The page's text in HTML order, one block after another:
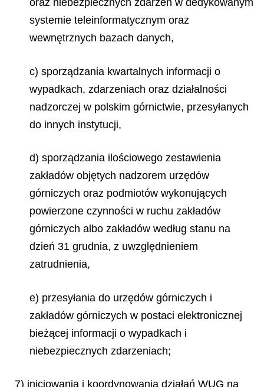
oraz niebezpiecznych zdarzeń w dedykowanym
systemie teleinformatycznym oraz
wewnętrznych bazach danych,
c) sporządzania kwartalnych informacji o
wypadkach, zdarzeniach oraz działalności
nadzorczej w polskim górnictwie, przesyłanych
do innych instytucji,
d) sporządzania ilościowego zestawienia
zakładów objętych nadzorem urzędów
górniczych oraz podmiotów wykonujących
powierzone czynności w ruchu zakładów
górniczych albo zakładów według stanu na
dzień 31 grudnia, z uwzględnieniem
zatrudnienia,
e) przesyłania do urzędów górniczych i
zakładów górniczych w postaci elektronicznej
bieżącej informacji o wypadkach i
niebezpiecznych zdarzeniach;
7) inicjowania i koordynowania działań WUG na